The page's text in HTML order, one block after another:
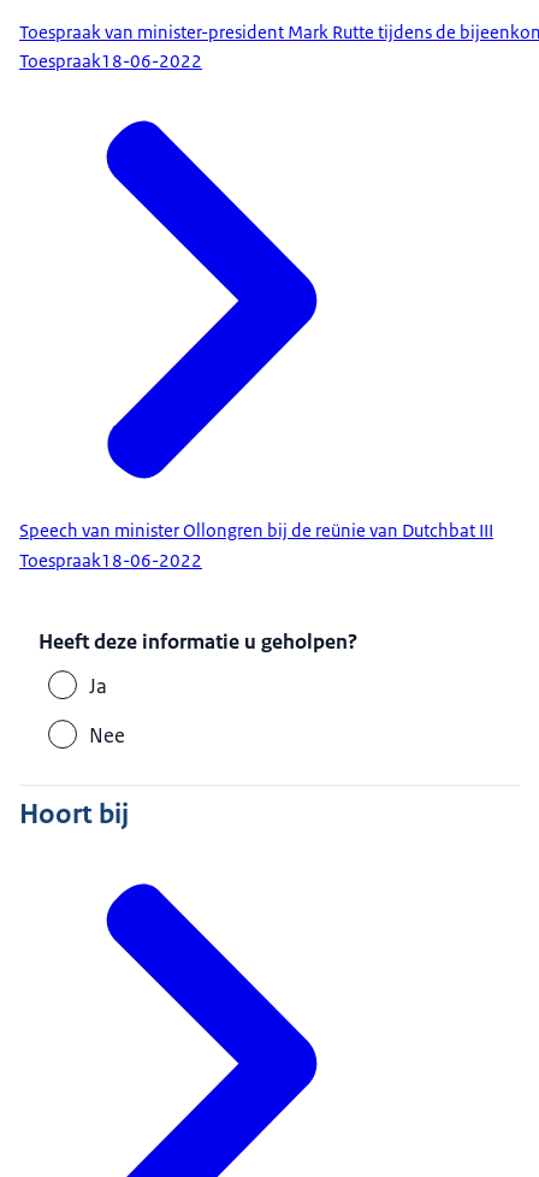
Toespraak van minister-president Mark Rutte tijdens de
Toespraak18-06-2022
Speech van minister Ollongren bij de reünie van Dutchbat III
Toespraak18-06-2022
Heeft deze informatie u geholpen?
Ja
Nee
Hoort bij